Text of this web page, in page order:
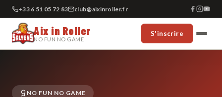
+33 6 51 05 72 83 club@aixinroller.fr
Aix in Roller
NO FUN NO GAME
S'inscrire
NO FUN NO GAME